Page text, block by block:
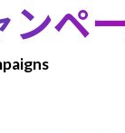
ンペ